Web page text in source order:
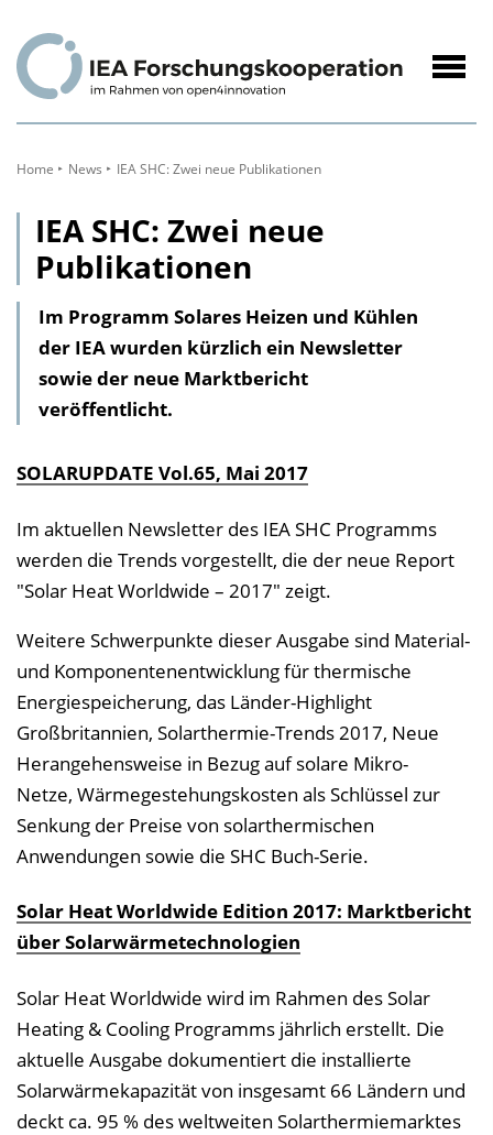
Inhalt
Home News IEA SHC: Zwei neue Publikationen
IEA SHC: Zwei neue
Publikationen
Im Programm Solares Heizen und Kühlen
der IEA wurden kürzlich ein Newsletter
sowie der neue Marktbericht
veröffentlicht.
SOLARUPDATE Vol.65, Mai 2017
Im aktuellen Newsletter des IEA SHC Programms
werden die Trends vorgestellt, die der neue Report
"Solar Heat Worldwide – 2017" zeigt.
Weitere Schwerpunkte dieser Ausgabe sind Material-
und Komponentenentwicklung für thermische
Energiespeicherung, das Länder-Highlight
Großbritannien, Solarthermie-Trends 2017, Neue
Herangehensweise in Bezug auf solare Mikro-
Netze, Wärmegestehungskosten als Schlüssel zur
Senkung der Preise von solarthermischen
Anwendungen sowie die SHC Buch-Serie.
Solar Heat Worldwide Edition 2017: Marktbericht
über Solarwärmetechnologien
Solar Heat Worldwide wird im Rahmen des Solar
Heating & Cooling Programms jährlich erstellt. Die
aktuelle Ausgabe dokumentiert die installierte
Solarwärmekapazität von insgesamt 66 Ländern und
deckt ca. 95 % des weltweiten Solarthermiemarktes